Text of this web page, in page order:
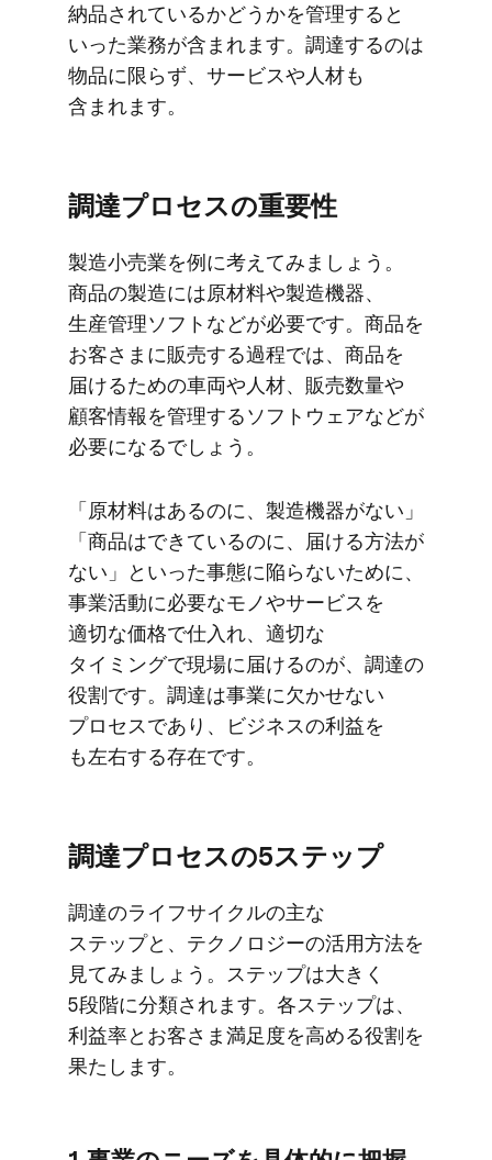
納品されているか​どうかを​管理すると​
いった​業務が​含まれます。​調達するのは​
物品に​限らず、​サービスや​人材も​
含まれます。
調達プロセスの​重要性
製造小売業を​例に​考えてみましょう。​
商品の​製造には​原材料や​製造機器、​
生産管理ソフトなどが​必要です。​商品を​
お客さまに​販売する​過程では、​商品を​
届ける​ための​車両や​人材、​販売数量や​
顧客情報を​管理する​ソフトウェアなどが​
必要に​なるでしょう。
「原材料は​あるのに、​製造機器が​ない」​
「商品は​できているのに、​届ける​方​法が​
ない」と​いった​事態に​陥らないために、​
事業活動に​必要な​モノや​サービスを​
適切な​価格で​仕入れ、​適切な​
タイミングで​現場に​届けるのが、​調達の​
役割です。​調達は​事業に​欠かせない​
プロセスであり、​ビジネスの​利益を​
も左右する​存在です。
調達プロセスの​5ステップ
調達の​ライフサイクルの​主な​
ステップと、​テクノロジーの​活用方​法を​
見てみましょう。​ステップは​大きく​
5段階に​分類されます。​各ステップは、​
利益率とお客さま満足度を​高める​役割を​
果たします。